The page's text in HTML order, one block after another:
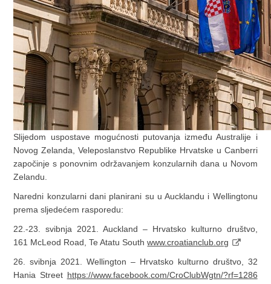
Slijedom uspostave mogućnosti putovanja između Australije i
Novog Zelanda, Veleposlanstvo Republike Hrvatske u Canberri
započinje s ponovnim održavanjem konzularnih dana u Novom
Zelandu.
Naredni konzularni dani planirani su u Aucklandu i Wellingtonu
prema sljedećem rasporedu:
22.-23. svibnja 2021. Auckland – Hrvatsko kulturno društvo,
161 McLeod Road, Te Atatu Southwww.croatianclub.org
26. svibnja 2021. Wellington – Hrvatsko kulturno društvo, 32
Hania Street https://www.facebook.com/CroClubWgtn/?rf=1286